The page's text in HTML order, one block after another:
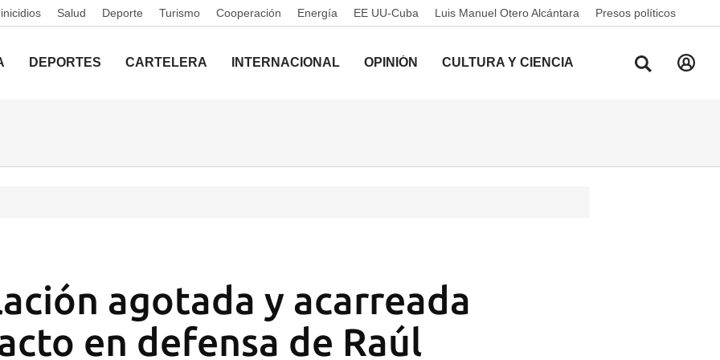
Salud Deporte Turismo Cooperación Energía EE UU-Cuba Luis Manuel Otero Alcántara Presos políticos
DEPORTES CARTELERA INTERNACIONAL OPINIÓN CULTURA Y CIENCIA
agotada y acarreada
en defensa de Raúl